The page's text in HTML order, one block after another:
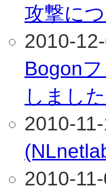
攻撃に
2010-
Bogon
しました
2010-
2010-